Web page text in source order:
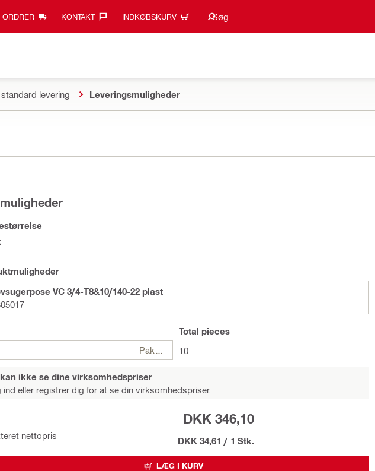
ORDRER KONTAKT‎ INDKØBSKURV Søg
Søgeresultater
levering Leveringsmuligheder
VC 3/4-T8&10/140-22 plast
Pakker
Total pieces
10
ikke se dine virksomhedspriser
ind eller registrer dig for at se din virksomhedspriser.
nettopris
DKK 346,10
DKK 34,61 / 1 Stk.
LÆG I KURV